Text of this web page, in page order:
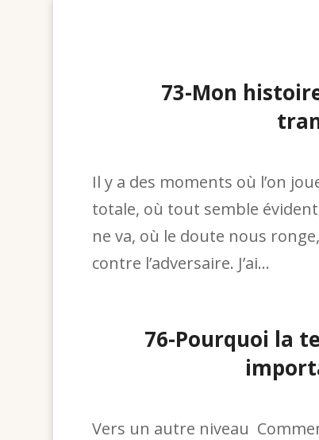
73-Mon
Il y a des moments où l’on
totale, où tout semble
ne va, où le doute nous
contre l’adversaire. J’ai...
76-Pourquoi la
Vers un autre niveau